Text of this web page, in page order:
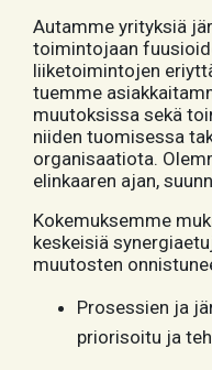
Autamme yrityksiä
toimintojaan
liiketoimintojen
tuemme
muutoksissa sekä
niiden tuomisessa
organisaatiota.
elinkaaren ajan,
Kokemuksemme
keskeisiä
muutosten
Prosessien ja
priorisoitu ja